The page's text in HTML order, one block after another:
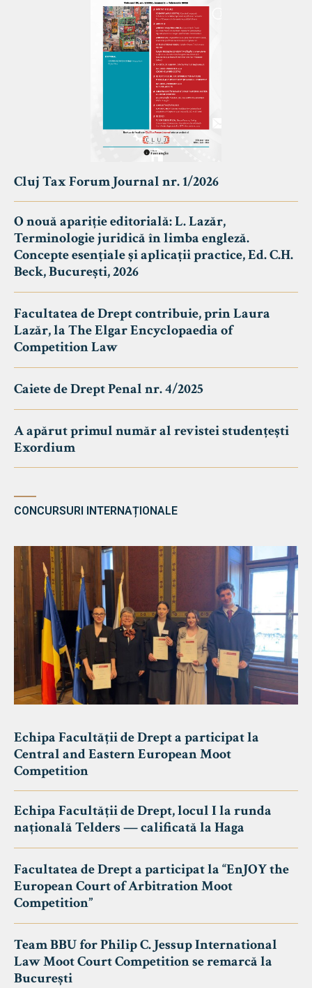
Cluj Tax Forum Journal nr. 1/2026
O nouă apariție editorială: L. Lazăr,
Terminologie juridică în limba engleză.
Concepte esențiale și aplicații practice, Ed. C.H.
Beck, București, 2026
Facultatea de Drept contribuie, prin Laura
Lazăr, la The Elgar Encyclopaedia of
Competition Law
Caiete de Drept Penal nr. 4/2025
A apărut primul număr al revistei studențești
Exordium
CONCURSURI INTERNAȚIONALE
Echipa Facultății de Drept a participat la
Central and Eastern European Moot
Competition
Echipa Facultății de Drept, locul I la runda
națională Telders — calificată la Haga
Facultatea de Drept a participat la “EnJOY the
European Court of Arbitration Moot
Competition”
Team BBU for Philip C. Jessup International
Law Moot Court Competition se remarcă la
București